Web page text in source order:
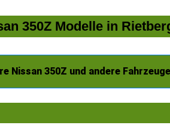
350Z Modelle in
Nissan 350Z und andere